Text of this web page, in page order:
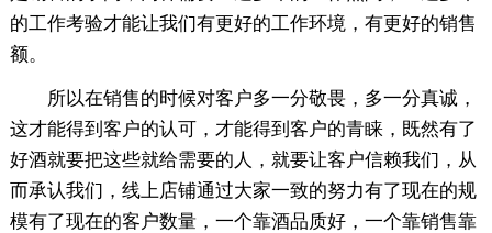
的工作考验才能让我们有更好的工作环境，有更好的销售
额。
所以在销售的时候对客户多一分敬畏，多一分真诚，
这才能得到客户的认可，才能得到客户的青睐，既然有了
好酒就要把这些就给需要的人，就要让客户信赖我们，从
而承认我们，线上店铺通过大家一致的努力有了现在的规
模有了现在的客户数量，一个靠酒品质好，一个靠销售靠